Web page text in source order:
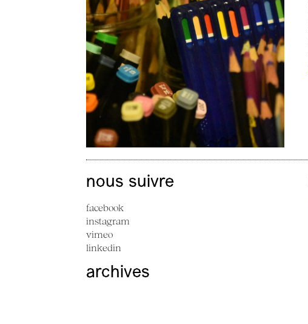
nous suivre
facebook
instagram
vimeo
linkedin
archives